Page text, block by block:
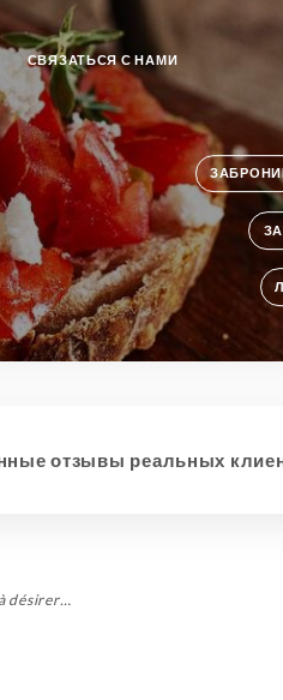
СВЯЗАТЬСЯ С НАМИ
отзывы реальных
désirer…